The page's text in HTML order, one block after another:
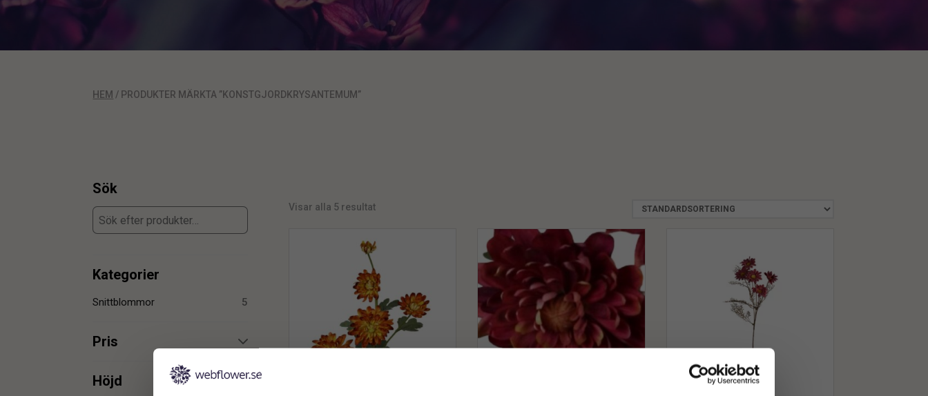
HEM / PRODUKTER MÄRKTA ”KONSTGJORDKRYSANTEMUM”
Sök
Kategorier
Snittblommor 5
Pris
max.
Höjd
Visar alla 5 resultat